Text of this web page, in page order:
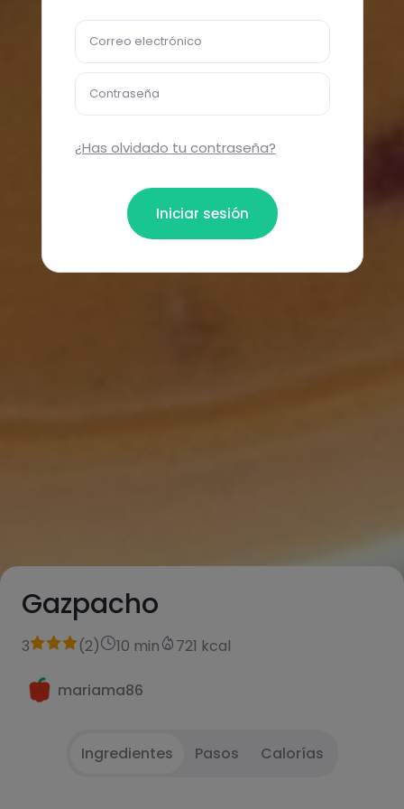
Gazpacho
3 (2) 10 min 721 kcal
mariama86
Ingredientes Pasos Calorías
Correo electrónico
Contraseña
¿Has olvidado tu contraseña?
Iniciar sesión